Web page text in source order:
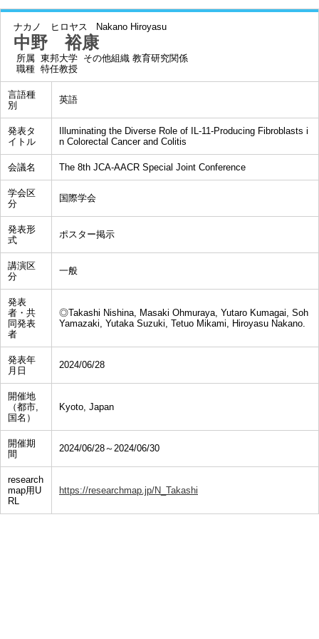
ナカノ ヒロヤス Nakano Hiroyasu
中野 裕康
所属 東邦大学 その他組織 教育研究関係
職種 特任教授
言語種
別
英語
発表タ
イトル
Illuminating the Diverse Role of IL-11-Producing Fibroblasts i
n Colorectal Cancer and Colitis
会議名 The 8th JCA-AACR Special Joint Conference
学会区
分
国際学会
発表形
式
ポスター掲示
講演区
分
一般
発表
者・共
同発表
者
◎Takashi Nishina, Masaki Ohmuraya, Yutaro Kumagai, Soh
Yamazaki, Yutaka Suzuki, Tetuo Mikami, Hiroyasu Nakano.
発表年
月日
2024/06/28
開催地
（都市,
国名）
Kyoto, Japan
開催期
間
2024/06/28～2024/06/30
research
map用U
RL
https://researchmap.jp/N_Takashi